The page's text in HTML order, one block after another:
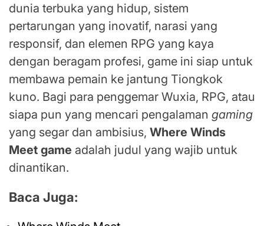
dunia terbuka yang hidup, sistem
pertarungan yang inovatif, narasi yang
responsif, dan elemen RPG yang kaya
dengan beragam profesi, game ini siap untuk
membawa pemain ke jantung Tiongkok
kuno. Bagi para penggemar Wuxia, RPG, atau
siapa pun yang mencari pengalaman gaming
yang segar dan ambisius, Where Winds
Meet game adalah judul yang wajib untuk
dinantikan.
Baca Juga: